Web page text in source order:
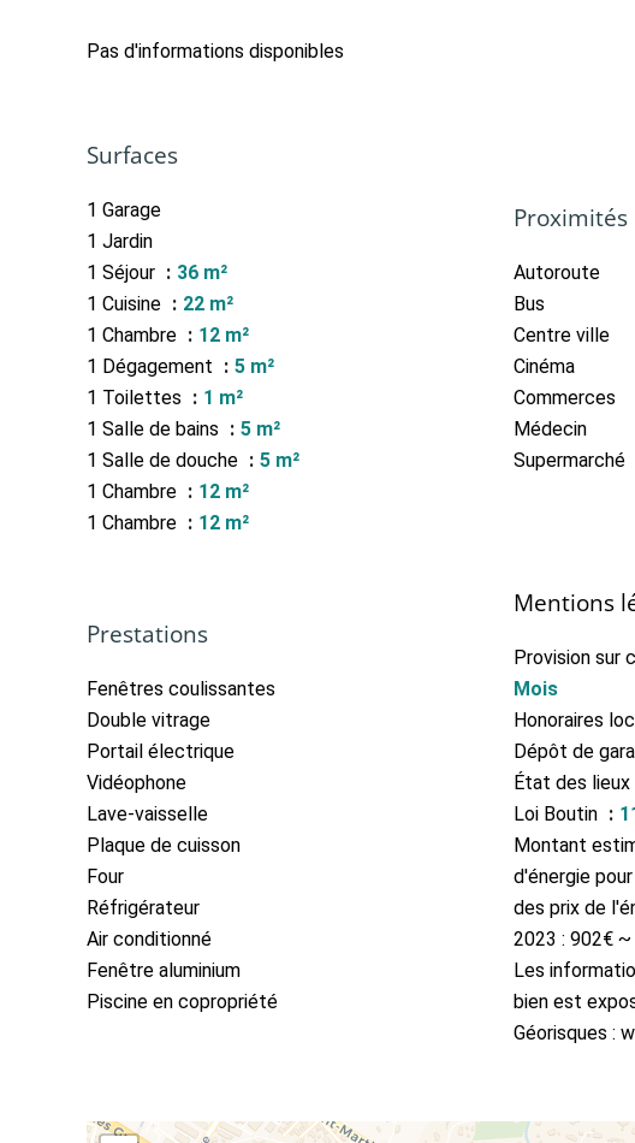
Pas d'informations disponibles
Surfaces
1 Garage
1 Jardin
1 Séjour
36 m²
1 Cuisine
22 m²
1 Chambre
12 m²
1 Dégagement
5 m²
1 Toilettes
1 m²
1 Salle de bains
5 m²
1 Salle de douche
5 m²
1 Chambre
12 m²
1 Chambre
12 m²
Proximités
Autoroute
Bus
Centre ville
Cinéma
Commerces
Médecin
Supermarché
Prestations
Fenêtres coulissantes
Double vitrage
Portail électrique
Vidéophone
Lave-vaisselle
Plaque de cuisson
Four
Réfrigérateur
Air conditionné
Fenêtre aluminium
Piscine en copropriété
Mentions
Provision sur
Mois
Honoraires
Dépôt de
État des
Loi Boutin
Montant
d'énergie
des prix de
2023 : 902€
Les
bien est
Géorisques :